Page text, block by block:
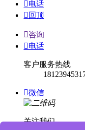
电话
 回顶
咨询
电话
客户服务热线
微信
关注我们